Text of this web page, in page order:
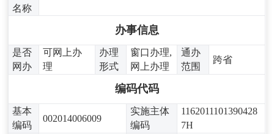
名称
办事信息
是否
网办
可网上办
理
办理
形式
窗口办理,
网上办理
通办
范围
跨省
编码代码
基本
编码
002014006009
实施主体
编码
1162011101390428
7H